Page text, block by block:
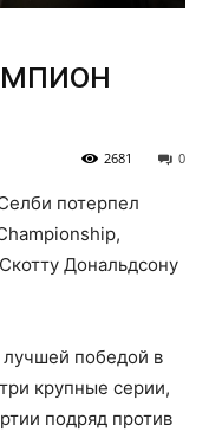
0
2681
потерпел
Дональдсону
лучшей победой в
крупные серии,
подряд против